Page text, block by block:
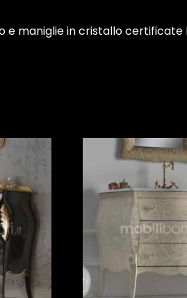
e maniglie in cristallo certificate